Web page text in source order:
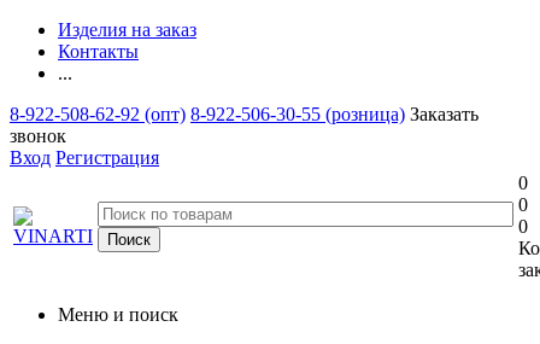
Изделия на заказ
Контакты
...
8-922-508-62-92 (опт) 8-922-506-30-55 (розница) Заказать
звонок
Вход Регистрация
0
0
0
Меню и поиск